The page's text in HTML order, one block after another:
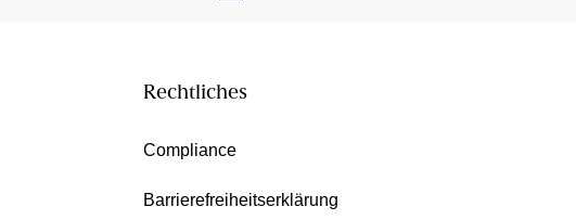
Rechtliches
Compliance
Barrierefreiheitserklärung